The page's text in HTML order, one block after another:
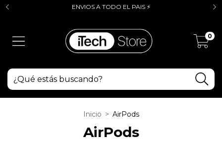
ENVIOS A TODO EL PAIS ⚡
0
Inicio > AirPods
AirPods